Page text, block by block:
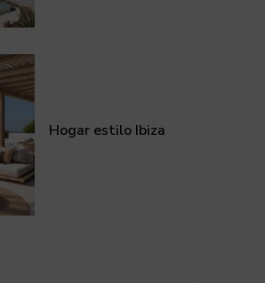
Hogar estilo Ibiza